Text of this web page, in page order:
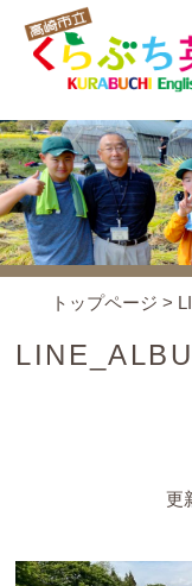
くらぶち英語村
コンセプト
アクセス
トップページ >
更